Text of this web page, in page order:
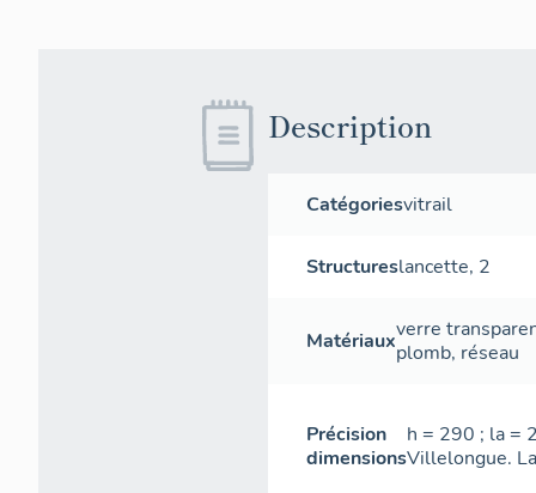
Description
Catégoriesvitrail
Structureslancette, 2
Matériauxverre
plomb, réseau
Précision
dimensions
h = 290 ; la =
Villelongue.